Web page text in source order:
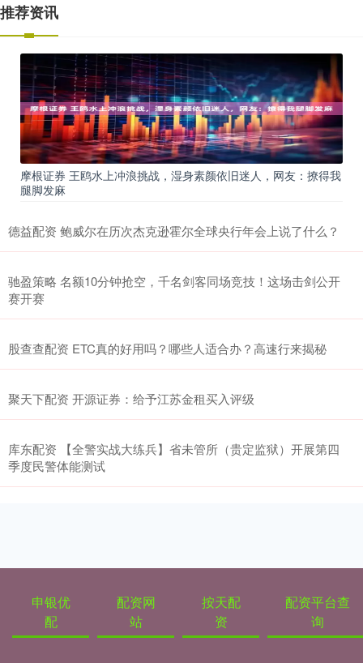
推荐资讯
摩根证券 王鸥水上冲浪挑战，湿身素颜依旧迷人，网友：撩得我
腿脚发麻
德益配资 鲍威尔在历次杰克逊霍尔全球央行年会上说了什么？
驰盈策略 名额10分钟抢空，千名剑客同场竞技！这场击剑公开
赛开赛
股查查配资 ETC真的好用吗？哪些人适合办？高速行来揭秘
聚天下配资 开源证券：给予江苏金租买入评级
库东配资 【全警实战大练兵】省未管所（贵定监狱）开展第四
季度民警体能测试
申银优
配
配资网
站
按天配
资
配资平台查
询